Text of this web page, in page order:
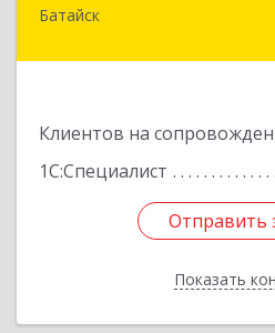
Батайск
Клиентов на
1С:Специалист
Отправить
Показать
346880, Ростовская обл,
Отправить
Назад